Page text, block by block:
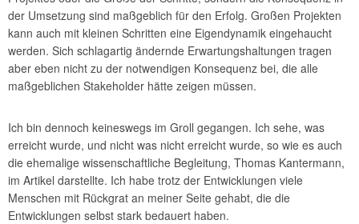
der Umsetzung sind maßgeblich für den Erfolg. Großen Projekten
kann auch mit kleinen Schritten eine Eigendynamik eingehaucht
werden. Sich schlagartig ändernde Erwartungshaltungen tragen
aber eben nicht zu der notwendigen Konsequenz bei, die alle
maßgeblichen Stakeholder hätte zeigen müssen.
Ich bin dennoch keineswegs im Groll gegangen. Ich sehe, was
erreicht wurde, und nicht was nicht erreicht wurde, so wie es auch
die ehemalige wissenschaftliche Begleitung, Thomas Kantermann,
im Artikel darstellte. Ich habe trotz der Entwicklungen viele
Menschen mit Rückgrat an meiner Seite gehabt, die die
Entwicklungen selbst stark bedauert haben.